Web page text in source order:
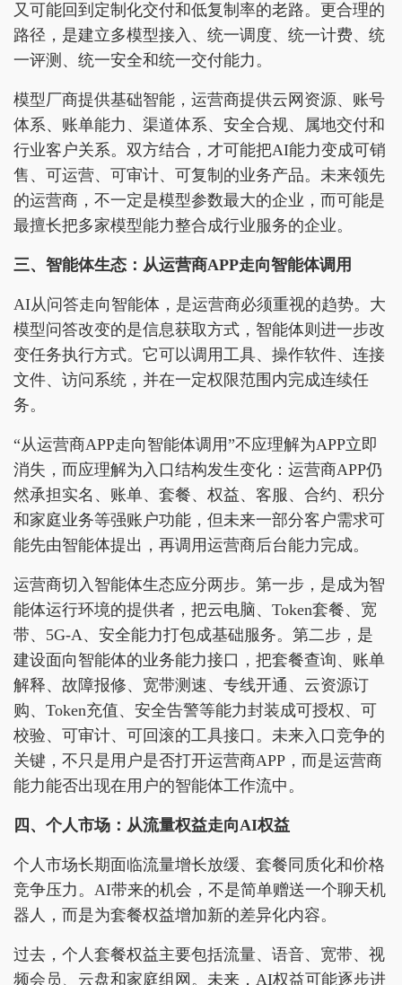
又可能回到定制化交付和低复制率的老路。更合理的
路径，是建立多模型接入、统一调度、统一计费、统
一评测、统一安全和统一交付能力。
模型厂商提供基础智能，运营商提供云网资源、账号
体系、账单能力、渠道体系、安全合规、属地交付和
行业客户关系。双方结合，才可能把AI能力变成可销
售、可运营、可审计、可复制的业务产品。未来领先
的运营商，不一定是模型参数最大的企业，而可能是
最擅长把多家模型能力整合成行业服务的企业。
三、 智能体生态：从运营商APP走向智能体调用
AI从问答走向智能体，是运营商必须重视的趋势。大
模型问答改变的是信息获取方式，智能体则进一步改
变任务执行方式。它可以调用工具、操作软件、连接
文件、访问系统，并在一定权限范围内完成连续任
务。
“从运营商APP走向智能体调用”不应理解为APP立即
消失，而应理解为入口结构发生变化：运营商APP仍
然承担实名、账单、套餐、权益、客服、合约、积分
和家庭业务等强账户功能，但未来一部分客户需求可
能先由智能体提出，再调用运营商后台能力完成。
运营商切入智能体生态应分两步。第一步，是成为智
能体运行环境的提供者，把云电脑、Token套餐、宽
带、5G-A、安全能力打包成基础服务。第二步，是
建设面向智能体的业务能力接口，把套餐查询、账单
解释、故障报修、宽带测速、专线开通、云资源订
购、Token充值、安全告警等能力封装成可授权、可
校验、可审计、可回滚的工具接口。未来入口竞争的
关键，不只是用户是否打开运营商APP，而是运营商
能力能否出现在用户的智能体工作流中。
四、个人市场：从流量权益走向AI权益
个人市场长期面临流量增长放缓、套餐同质化和价格
竞争压力。AI带来的机会，不是简单赠送一个聊天机
器人，而是为套餐权益增加新的差异化内容。
过去，个人套餐权益主要包括流量、语音、宽带、视
频会员、云盘和家庭组网。未来，AI权益可能逐步进